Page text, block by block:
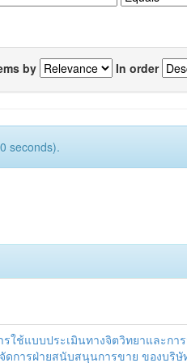
by In order
seconds).
ใช้แบบประเมินทางจิตวิทยาและกา
การฝ่ายสนับสนุนการขาย ของบริ